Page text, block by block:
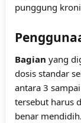
punggung
Bagian yang
dosis standar
antara 3
tersebut harus
benar